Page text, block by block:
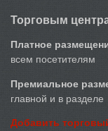
Торговым
Платное
всем посетителям
Премиальное
главной и в разделе
Добавить